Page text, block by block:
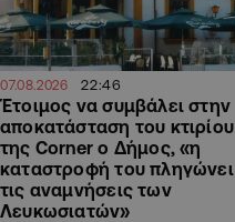
07.08.2026 22:46
Έτοιμος να συμβάλει στην
αποκατάσταση του κτιρίου
της Corner ο Δήμος, «η
καταστροφή του πληγώνει
τις αναμνήσεις των
Λευκωσιατών»